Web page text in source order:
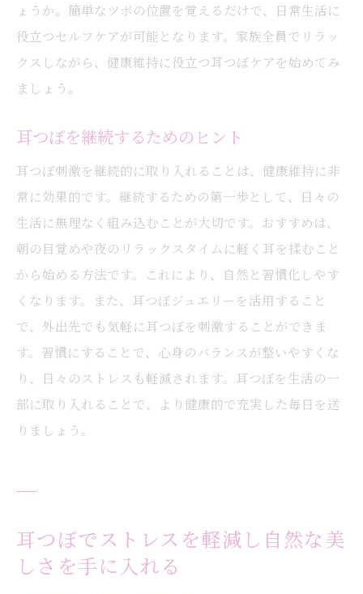
ょうか。簡単なツボの位置を覚えるだけで、日常生活に
役立つセルフケアが可能となります。家族全員でリラッ
クスしながら、健康維持に役立つ耳つぼケアを始めてみ
ましょう。
耳つぼを継続するためのヒント
耳つぼ刺激を継続的に取り入れることは、健康維持に非
常に効果的です。継続するための第一歩として、日々の
生活に無理なく組み込むことが大切です。おすすめは、
朝の目覚めや夜のリラックスタイムに軽く耳を揉むこと
から始める方法です。これにより、自然と習慣化しやす
くなります。また、耳つぼジュエリーを活用すること
で、外出先でも気軽に耳つぼを刺激することができま
す。習慣にすることで、心身のバランスが整いやすくな
り、日々のストレスも軽減されます。耳つぼを生活の一
部に取り入れることで、より健康的で充実した毎日を送
りましょう。
耳つぼでストレスを軽減し自然な美
しさを手に入れる